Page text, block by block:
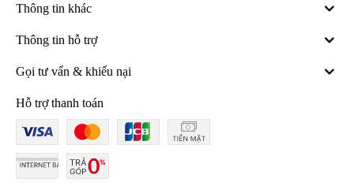
Thông tin khác
Thông tin hỗ trợ
Gọi tư vấn & khiếu nại
Hỗ trợ thanh toán